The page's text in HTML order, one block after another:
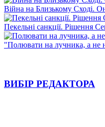
Війна на Близькому Сході.
Пекельні санкції. Рішення
"Полювати на лучника, а не
ВИБІР РЕДАКТОРА